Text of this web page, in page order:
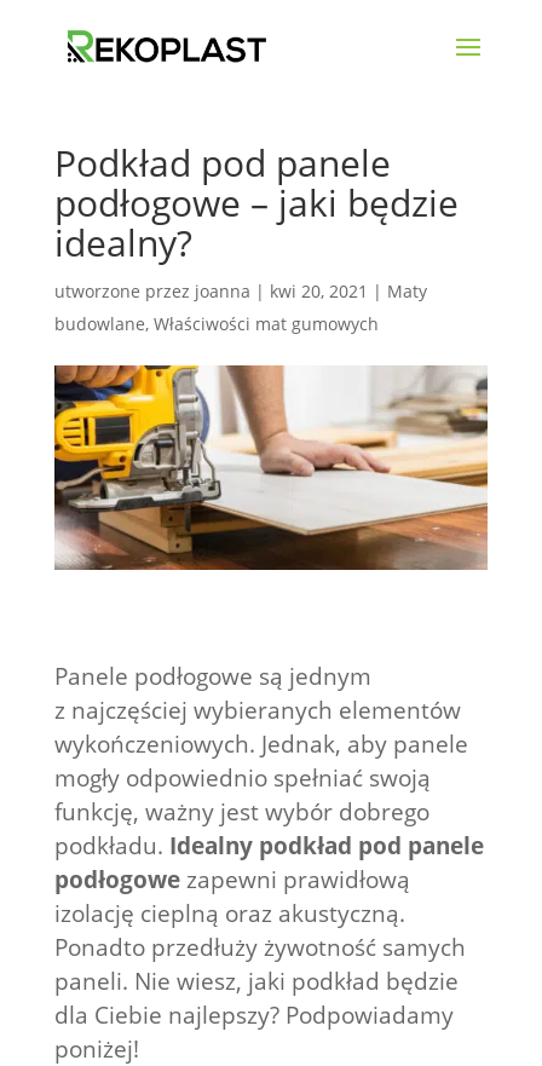
Podkład pod panele
podłogowe – jaki będzie
idealny?
utworzone przez joanna | kwi 20, 2021 | Maty
budowlane, Właściwości mat gumowych
Panele podłogowe są jednym
z najczęściej wybieranych elementów
wykończeniowych. Jednak, aby panele
mogły odpowiednio spełniać swoją
funkcję, ważny jest wybór dobrego
podkładu. Idealny podkład pod panele
podłogowezapewni prawidłową
izolację cieplną oraz akustyczną.
Ponadto przedłuży żywotność samych
paneli. Nie wiesz, jaki podkład będzie
dla Ciebie najlepszy? Podpowiadamy
poniżej!